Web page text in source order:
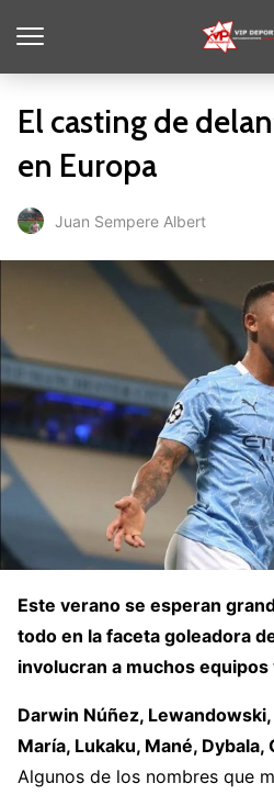
El casting de
en Europa
Juan Sempere Albert
Este verano se esperan
todo en la faceta goleadora
involucran a muchos
Darwin Núñez,
María, Lukaku, Mané, Dybala,
Algunos de los nombres que